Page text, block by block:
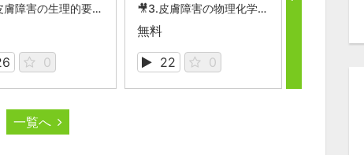
🎥2.皮膚障害の生理的要因【スキンケア（褥瘡）】
0
🎥3.皮膚障害の物理化学的要因【スキンケア（褥瘡）】
無料
22
0
一覧へ